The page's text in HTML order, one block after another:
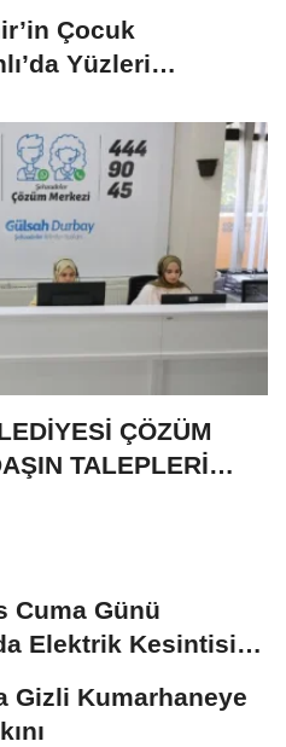
Çocuk
Yüzleri
ÇÖZÜM
TALEPLERİNE
Cuma Günü
Elektrik Kesintisi
Gizli Kumarhaneye